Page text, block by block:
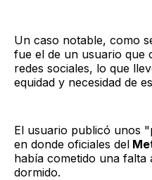
Un caso notable, como
fue el de un usuario que
redes sociales, lo que
equidad y necesidad de
El usuario publicó unos
en donde oficiales del
había cometido una falta
dormido.